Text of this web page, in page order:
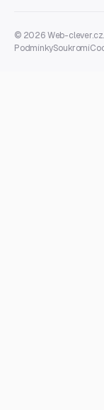
© 2026 Web-
PodmínkySoukromí